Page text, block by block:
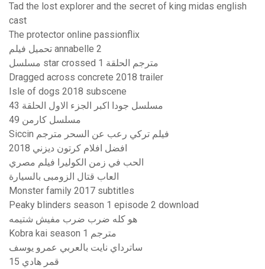
Tad the lost explorer and the secret of king midas english
cast
The protector online passionflix
تحميل فيلم annabelle 2
مسلسل star crossed مترجم الحلقة 1
Dragged across concrete 2018 trailer
Isle of dogs 2018 subscene
مسلسل جودا اكبر الجزء الاول الحلقة 43
مسلسل كارمن 49
Siccin فيلم تركي رعب عن السحر مترجم
افضل افلام كرتون ديزني 2018
الحب في زمن الكوليرا فيلم مصري
العاب قتال الزومبى بالسيارة
Monster family 2017 subtitles
Peaky blinders season 1 episode 2 download
هو كله ضرب ضرب مفيش شتيمه
Kobra kai season 1 مترجم
ساترداي نايت بالعربي عمرو يوسف
قمر هادي 15